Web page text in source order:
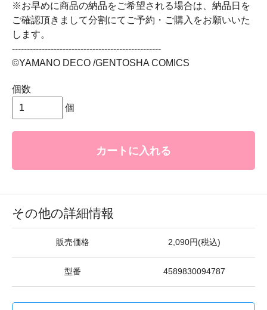
※お早めに商品の納品をご希望される場合は、納品日を
ご確認頂きまして分割にてご予約・ご購入をお願いいた
します。
--------------------------------------------------
©YAMANO DECO /GENTOSHA COMICS
個数
個
カートに入れる
その他の詳細情報
販売価格 2,090円(税込)
型番 4589830094787